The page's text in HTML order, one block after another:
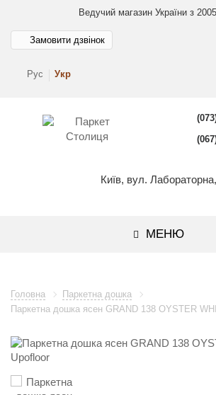
Ведучий магазин України з
Рус Укр
Замовити дзвінок
Київ, вул.
МЕНЮ
Головна
Паркетна дошка
Паркетна дошка ясен GRAND 138 OYSTER